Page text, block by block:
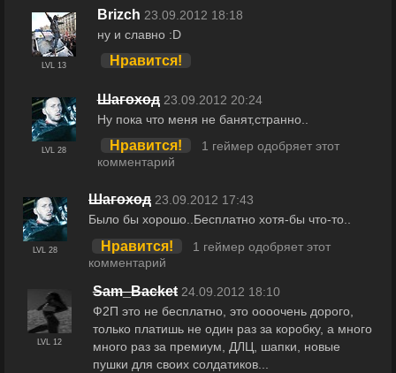
LVL 13
Brizch 23.09.2012 18:18
ну и славно :D
Нравится!
LVL 28
Шагоход 23.09.2012 20:24
Ну пока что меня не банят,странно..
Нравится!
1 геймер одобряет этот
комментарий
LVL 28
Шагоход 23.09.2012 17:43
Было бы хорошо..Бесплатно хотя-бы что-то..
Нравится!
1 геймер одобряет этот
комментарий
LVL 12
Sam_Backet 24.09.2012 18:10
Ф2П это не бесплатно, это оооочень дорого,
только платишь не один раз за коробку, а много
много раз за премиум, ДЛЦ, шапки, новые
пушки для своих солдатиков...